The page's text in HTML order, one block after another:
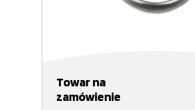
Towar na
zamówienie